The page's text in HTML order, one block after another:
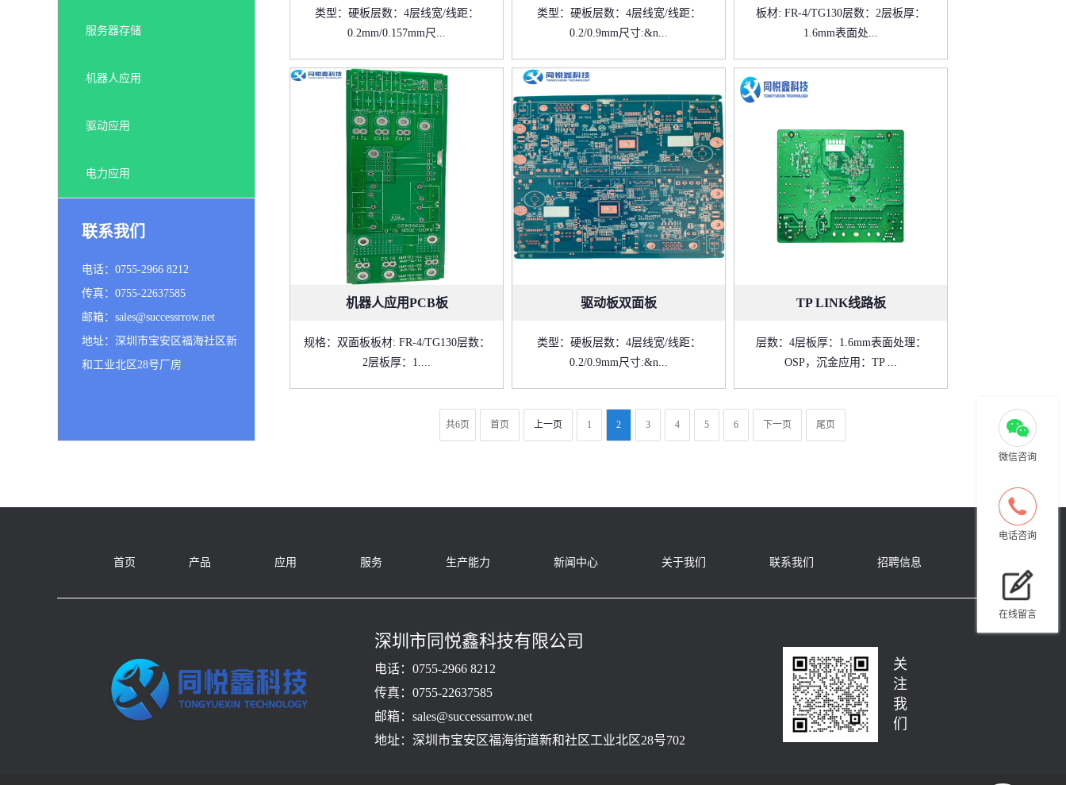
服务器存储
机器人应用
驱动应用
电力应用
联系我们
电话：0755-2966 8212
传真：0755-22637585
邮箱：sales@successrrow.net
地址：深圳市宝安区福海社区新
和工业北区28号厂房
类型：硬板层数：4层线宽/线距：
0.2mm/0.157mm尺...
类型：硬板层数：4层线宽/线距：
0.2/0.9mm尺寸:&n...
板材: FR-4/TG130层数：2层板厚：
1.6mm表面处...
机器人应用PCB板
规格：双面板板材: FR-4/TG130层数：
2层板厚：1....
驱动板双面板
类型：硬板层数：4层线宽/线距：
0.2/0.9mm尺寸:&n...
TP LINK线路板
层数：4层板厚：1.6mm表面处理：
OSP，沉金应用：TP ...
共6页 首页 上一页 1 2 3 4 5 6 下一页 尾页
首页 产品 应用 服务 生产能力 新闻中心 关于我们 联系我们 招聘信息
深圳市同悦鑫科技有限公司
电话：0755-2966 8212
传真：0755-22637585
邮箱：sales@successarrow.net
地址：深圳市宝安区福海街道新和社区工业北区28号702
关
注
我
们
微信咨询
电话咨询
在线留言